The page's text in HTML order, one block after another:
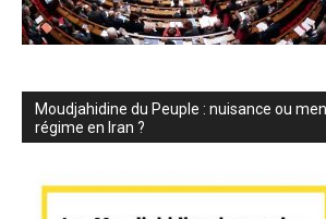
Moudjahidine du Peuple : nuisance ou
régime en Iran ?